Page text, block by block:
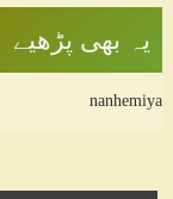
یہ بھی پڑھیے
nanhemiya